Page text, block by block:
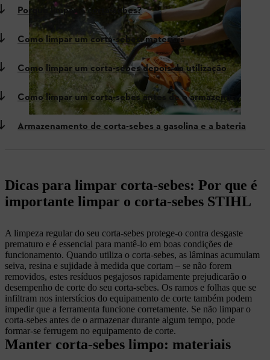
Porquê limpar o corta-sebes?
Como limpar um corta-sebes: materiais
Como limpar um corta-sebes depois da utilização
Como limpar um corta-sebes antes de o armazenar
Armazenamento de corta-sebes a gasolina e a bateria
Dicas para limpar corta-sebes: Por que é
importante limpar o corta-sebes STIHL
A limpeza regular do seu corta-sebes protege-o contra desgaste
prematuro e é essencial para mantê-lo em boas condições de
funcionamento. Quando utiliza o corta-sebes, as lâminas acumulam
seiva, resina e sujidade à medida que cortam – se não forem
removidos, estes resíduos pegajosos rapidamente prejudicarão o
desempenho de corte do seu corta-sebes. Os ramos e folhas que se
infiltram nos interstícios do equipamento de corte também podem
impedir que a ferramenta funcione corretamente. Se não limpar o
corta-sebes antes de o armazenar durante algum tempo, pode
formar-se ferrugem no equipamento de corte.
Manter corta-sebes limpo: materiais